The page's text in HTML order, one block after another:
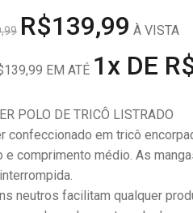
R$139,99 À VISTA
EM ATÉ 1x DE
POLO DE TRICÔ LISTRADO
confeccionado em tricô
e comprimento médio. As
neutros facilitam qualquer